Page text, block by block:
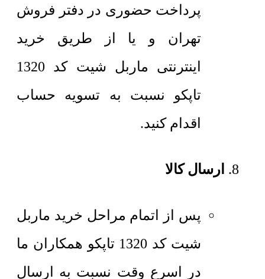
پرداخت حضوری در دفتر فروش
تهران و یا از طریق خرید
اینترنتی ماربل شیت کد 1320
تاپکو نسبت به تسویه حساب
اقدام کنید.
ارسال کالا
پس از اتمام مراحل خرید ماربل
شیت کد 1320 تاپکو همکاران ما
در اسرع وقت نسبت به ارسال